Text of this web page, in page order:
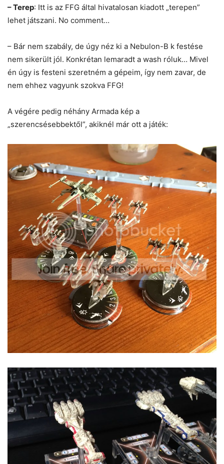
– Terep: Itt is az FFG által hivatalosan kiadott „terepen”
lehet játszani. No comment…
– Bár nem szabály, de úgy néz ki a Nebulon-B k festése
nem sikerült jól. Konkrétan lemaradt a wash róluk… Mivel
én úgy is festeni szeretném a gépeim, így nem zavar, de
nem ehhez vagyunk szokva FFG!
A végére pedig néhány Armada kép a
„szerencsésebbektől”, akiknél már ott a játék: